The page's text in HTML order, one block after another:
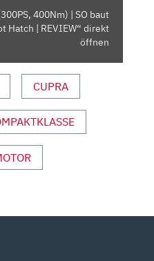
400Nm) | SO baut
Hatch | REVIEW“ direkt
öffnen
CUPRA